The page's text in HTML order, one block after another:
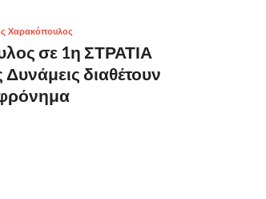
Χαρακόπουλος
σε 1η ΣΤΡΑΤΙΑ
διαθέτουν